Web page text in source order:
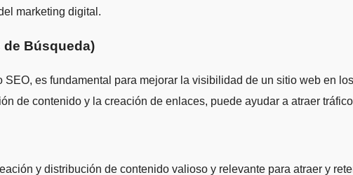
marketing digital.
de Búsqueda)
es fundamental para mejorar la visibilidad de un sitio web en
de contenido y la creación de enlaces, puede ayudar a atraer
y distribución de contenido valioso y relevante para atraer y